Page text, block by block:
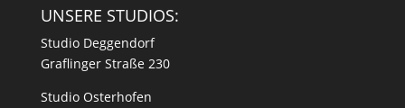
UNSERE STUDIOS:
Studio Deggendorf
Graflinger Straße 230
Studio Osterhofen